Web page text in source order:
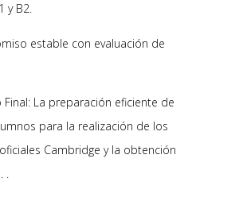
y B2.
estable con evaluación de
Final: La preparación eficiente de
para la realización de los
Cambridge y la obtención
.